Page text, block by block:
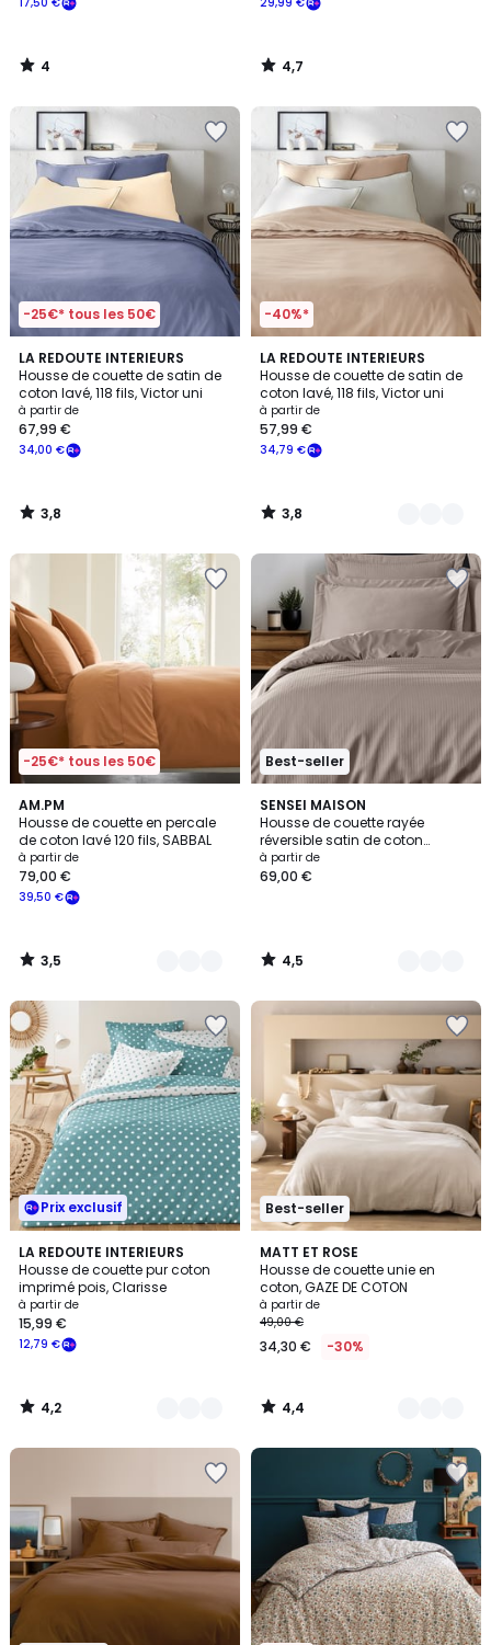
4
/
4,7
/
-25€* tous les 50€
LA REDOUTE INTERIEURS
Housse de couette de satin de
coton lavé, 118 fils, Victor uni
à partir de
34,00 €
67,99 €
3,8
/ 5
3,8
/
-40%*
LA REDOUTE INTERIEURS
Housse de couette de satin de
coton lavé, 118 fils, Victor uni
à partir de
34,79 €
57,99 €
3,8
/ 5
9
Couleurs
3,8
/
-25€* tous les 50€
AM.PM
Housse de couette en percale
de coton lavé 120 fils, SABBAL
à partir de
39,50 €
79,00 €
3,5
/ 5
2
Couleurs
3,5
/
Best-seller
SENSEI MAISON
Housse de couette rayée
réversible satin de coton
VERSALUXE
à partir de
69,00 €
4,5
/ 5
8
Couleurs
4,5
/
Prix exclusif
LA REDOUTE INTERIEURS
Housse de couette pur coton
imprimé pois, Clarisse
à partir de
12,79 €
15,99 €
4,2
/ 5
5
Couleurs
4,2
/
Best-seller
MATT ET ROSE
Housse de couette unie en
coton, GAZE DE COTON
à partir de
49,00 €
34,30 € -30%
4,4
/ 5
11
Couleurs
4,4
/